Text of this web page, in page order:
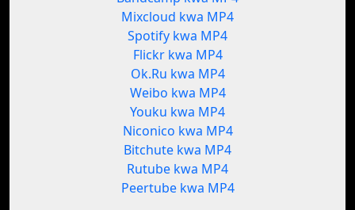
Mixcloud kwa MP4
Spotify kwa MP4
Flickr kwa MP4
Ok.Ru kwa MP4
Weibo kwa MP4
Youku kwa MP4
Niconico kwa MP4
Bitchute kwa MP4
Rutube kwa MP4
Peertube kwa MP4